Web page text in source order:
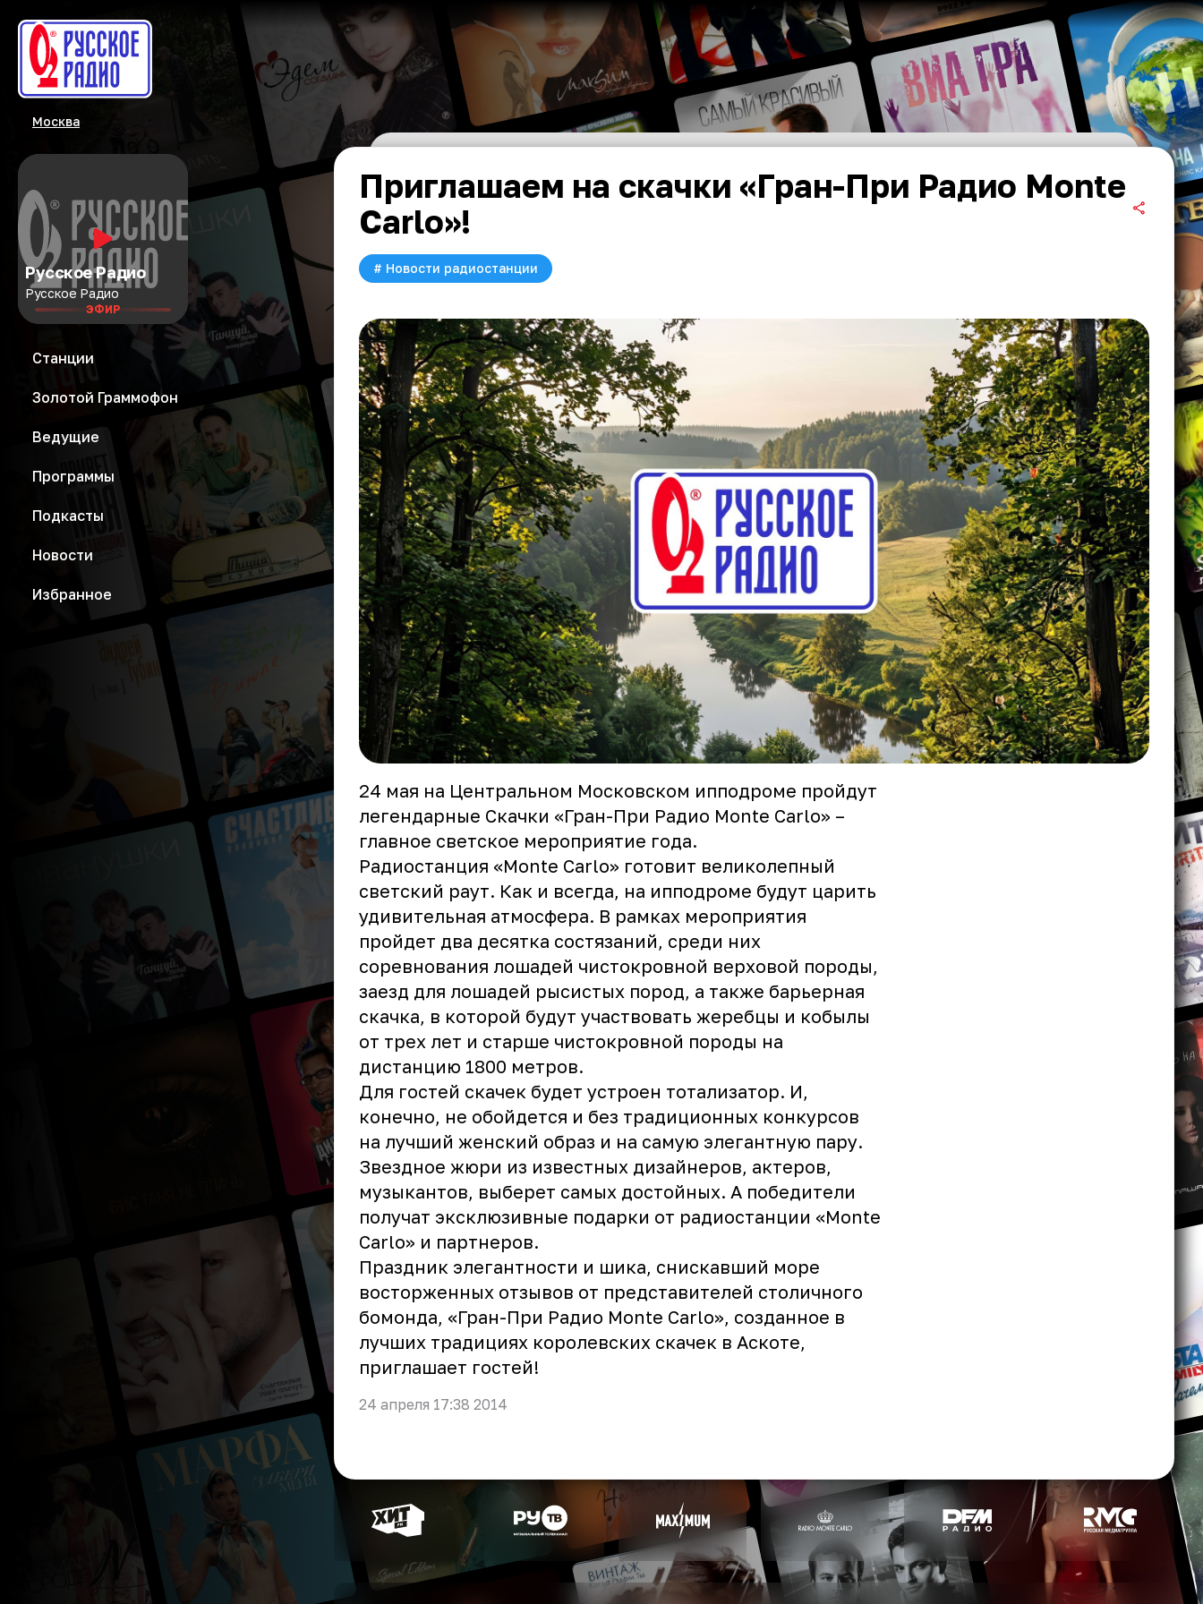
Москва
Русское Радио
Русское Радио
ЭФИР
Станции
Золотой Граммофон
Ведущие
Программы
Подкасты
Новости
Избранное
Приглашаем на скачки «Гран-При Радио Monte
Carlo»!
# Новости радиостанции
24 мая на Центральном Московском ипподроме пройдут
легендарные Скачки «Гран-При Радио Monte Carlo» –
главное светское мероприятие года.
Радиостанция «Monte Carlo» готовит великолепный
светский раут. Как и всегда, на ипподроме будут царить
удивительная атмосфера. В рамках мероприятия
пройдет два десятка состязаний, среди них
соревнования лошадей чистокровной верховой породы,
заезд для лошадей рысистых пород, а также барьерная
скачка, в которой будут участвовать жеребцы и кобылы
от трех лет и старше чистокровной породы на
дистанцию 1800 метров.
Для гостей скачек будет устроен тотализатор. И,
конечно, не обойдется и без традиционных конкурсов
на лучший женский образ и на самую элегантную пару.
Звездное жюри из известных дизайнеров, актеров,
музыкантов, выберет самых достойных. А победители
получат эксклюзивные подарки от радиостанции «Monte
Carlo» и партнеров.
Праздник элегантности и шика, снискавший море
восторженных отзывов от представителей столичного
бомонда, «Гран-При Радио Monte Carlo», созданное в
лучших традициях королевских скачек в Аскоте,
приглашает гостей!
24 апреля 17:38 2014